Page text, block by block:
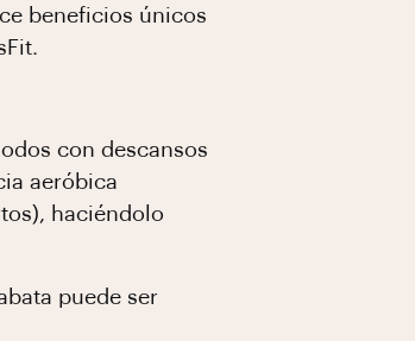
beneficios únicos
con descansos
aeróbica
haciéndolo
puede ser